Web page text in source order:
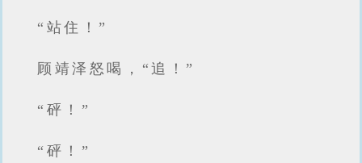
“站住！”
顾靖泽怒喝，“追！”
“砰！”
“砰！”